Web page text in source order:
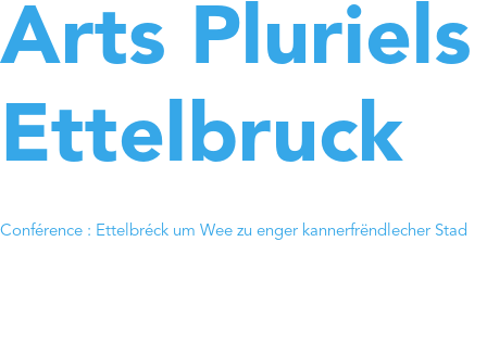
Arts Pluriels
Ettelbruck
Conférence : Ettelbréck um Wee zu enger kannerfrëndlecher Stad